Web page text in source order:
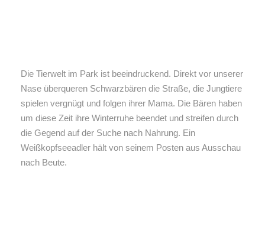
Die Tierwelt im Park ist beeindruckend. Direkt vor unserer
Nase überqueren Schwarzbären die Straße, die Jungtiere
spielen vergnügt und folgen ihrer Mama. Die Bären haben
um diese Zeit ihre Winterruhe beendet und streifen durch
die Gegend auf der Suche nach Nahrung. Ein
Weißkopfseeadler hält von seinem Posten aus Ausschau
nach Beute.